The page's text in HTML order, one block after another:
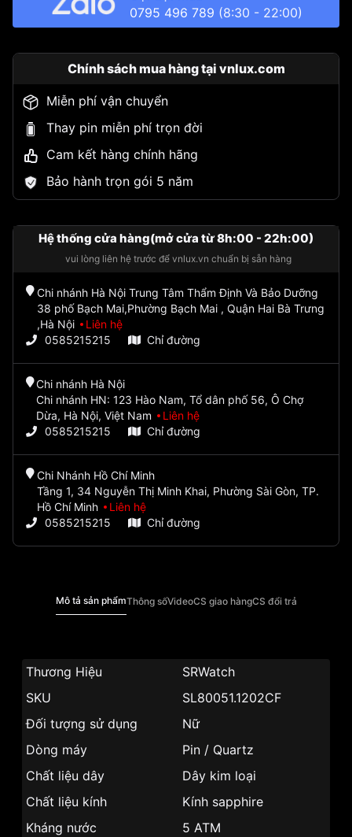
0795 496 789 (8:30 - 22:00)
Chính sách mua hàng tại vnlux.com
Miễn phí vận chuyển
Thay pin miễn phí trọn đời
Cam kết hàng chính hãng
Bảo hành trọn gói 5 năm
Hệ thống cửa hàng(mở cửa từ 8h:00 - 22h:00)
vui lòng liên hệ trước để vnlux.vn chuẩn bị sẵn hàng
Chi nhánh Hà Nội Trung Tâm Thẩm Định Và Bảo Dưỡng
38 phố Bạch Mai,Phường Bạch Mai , Quận Hai Bà Trưng
,Hà Nội
Liên hệ
0585215215
Chỉ đường
Chi nhánh Hà Nội
Chi nhánh HN: 123 Hào Nam, Tổ dân phố 56, Ô Chợ
Dừa, Hà Nội, Việt Nam
Liên hệ
0585215215
Chỉ đường
Chi Nhánh Hồ Chí Minh
Tầng 1, 34 Nguyễn Thị Minh Khai, Phường Sài Gòn, TP.
Hồ Chí Minh
Liên hệ
0585215215
Chỉ đường
Mô tả sản phẩmThông sốVideoCS giao hàngCS đổi trả
Thương Hiệu
SRWatch
SKU
SL80051.1202CF
Đối tượng sử dụng
Nữ
Dòng máy
Pin / Quartz
Chất liệu dây
Dây kim loại
Chất liệu kính
Kính sapphire
Kháng nước
5 ATM